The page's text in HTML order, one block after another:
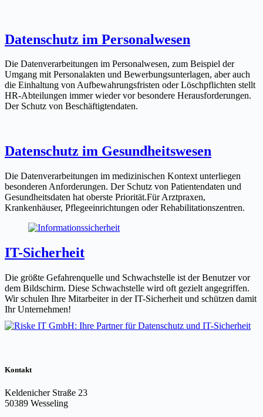
Datenschutz im Personalwesen
Die Datenverarbeitungen im Personalwesen, zum Beispiel der
Umgang mit Personalakten und Bewerbungsunterlagen, aber auch
die Einhaltung von Aufbewahrungsfristen oder Löschpflichten stellt
HR-Abteilungen immer wieder vor besondere Herausforderungen.
Der Schutz von Beschäftigtendaten.
Datenschutz im Gesundheitswesen
Die Datenverarbeitungen im medizinischen Kontext unterliegen
besonderen Anforderungen. Der Schutz von Patientendaten und
Gesundheitsdaten hat oberste Priorität.Für Arztpraxen,
Krankenhäuser, Pflegeeinrichtungen oder Rehabilitationszentren.
IT-Sicherheit
Die größte Gefahrenquelle und Schwachstelle ist der Benutzer vor
dem Bildschirm. Diese Schwachstelle wird oft gezielt angegriffen.
Wir schulen Ihre Mitarbeiter in der IT-Sicherheit und schützen damit
Ihr Unternehmen!
Kontakt
Keldenicher Straße 23
50389 Wesseling